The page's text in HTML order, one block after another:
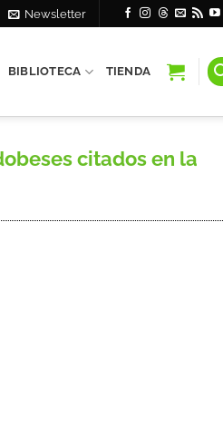
Newsletter
BIBLIOTECA TIENDA
citados en la